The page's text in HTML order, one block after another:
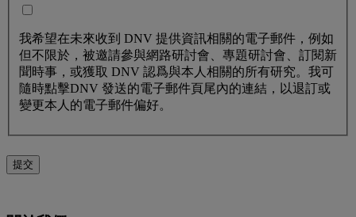
我希望在未來收到 DNV 提供資訊相關的電子郵件，例如
但不限於，被邀請參與網路研討會、專題研討會、訂閱新
聞時事，或獲取 DNV 認爲與本人相關的所有研究。我可
隨時點擊DNV 發送的電子郵件頁尾內的連結，以退訂或
變更本人的電子郵件偏好。
提交